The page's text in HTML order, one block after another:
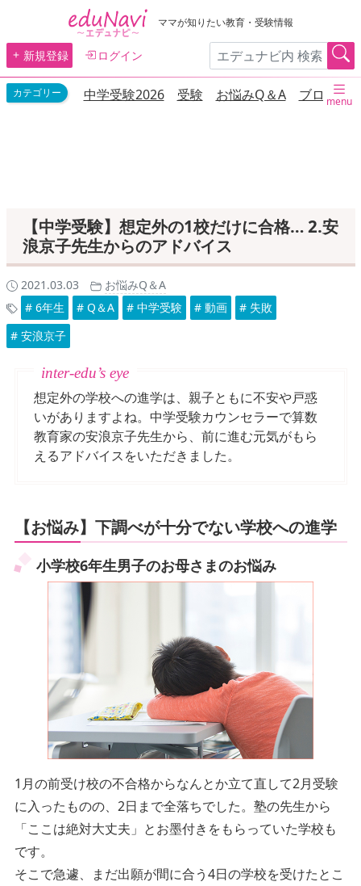
ママが知りたい教育・受験情報
新規登録 ログイン
中学受験2026 受験 お悩みQ＆A ブログmenu
【中学受験】想定外の1校だけに合格… 2.安
浪京子先生からのアドバイス
2021.03.03
お悩みQ＆A
# 6年生
# Q＆A # 中学受験 # 動画
# 失敗
# 安浪京子
想定外の学校への進学は、親子ともに不安や戸惑
いがありますよね。中学受験カウンセラーで算数
教育家の安浪京子先生から、前に進む元気がもら
えるアドバイスをいただきました。
【お悩み】下調べが十分でない学校への進学
小学校6年生男子のお母さまのお悩み
1月の前受け校の不合格からなんとか立て直して2月受験
に入ったものの、2日まで全落ちでした。塾の先生から
「ここは絶対大丈夫」とお墨付きをもらっていた学校も
です。
そこで急遽、まだ出願が間に合う4日の学校を受けたとこ